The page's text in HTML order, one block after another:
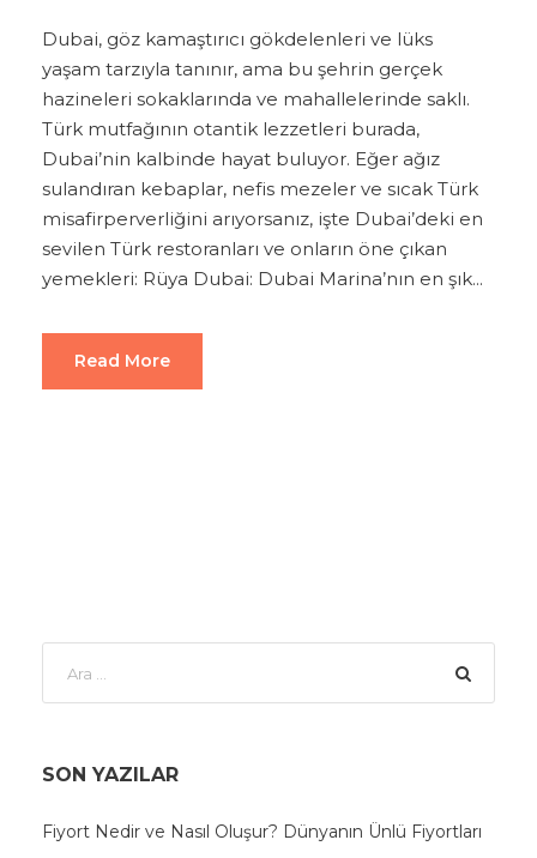
Dubai, göz kamaştırıcı gökdelenleri ve lüks
yaşam tarzıyla tanınır, ama bu şehrin gerçek
hazineleri sokaklarında ve mahallelerinde saklı.
Türk mutfağının otantik lezzetleri burada,
Dubai’nin kalbinde hayat buluyor. Eğer ağız
sulandıran kebaplar, nefis mezeler ve sıcak Türk
misafirperverliğini arıyorsanız, işte Dubai’deki en
sevilen Türk restoranları ve onların öne çıkan
yemekleri: Rüya Dubai: Dubai Marina’nın en şık...
Read More
SON YAZILAR
Fiyort Nedir ve Nasıl Oluşur? Dünyanın Ünlü Fiyortları